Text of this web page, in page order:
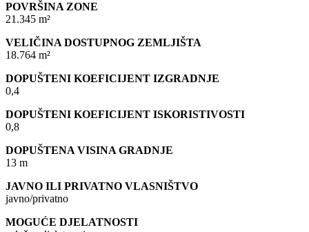
POVRŠINA ZONE
21.345 m²
VELIČINA DOSTUPNOG ZEMLJIŠTA
18.764 m²
DOPUŠTENI KOEFICIJENT IZGRADNJE
0,4
DOPUŠTENI KOEFICIJENT ISKORISTIVOSTI
0,8
DOPUŠTENA VISINA GRADNJE
13 m
JAVNO ILI PRIVATNO VLASNIŠTVO
javno/privatno
MOGUĆE DJELATNOSTI